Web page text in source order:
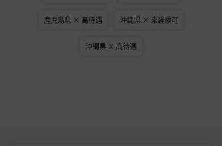
鹿児島県 × 高待遇 沖縄県 × 未経験可
沖縄県 × 高待遇